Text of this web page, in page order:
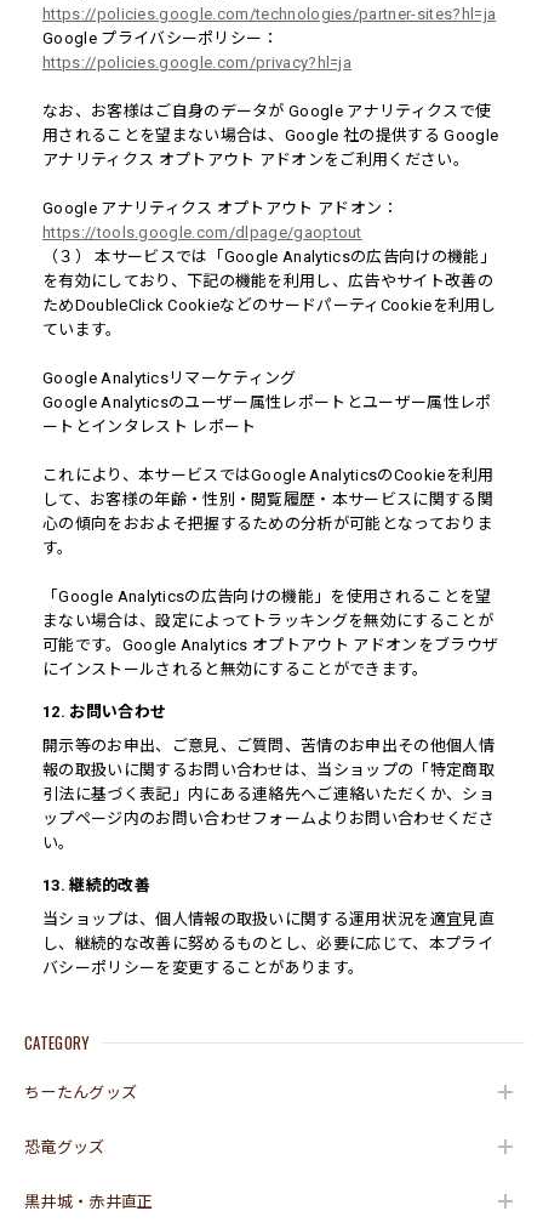
CATEGORY
ちーたんグッズ
恐竜グッズ
黒井城・赤井直正
https://policies.google.com/technologies/partner-sites?hl=ja
Google プライバシーポリシー：
https://policies.google.com/privacy?hl=ja
なお、お客様はご自身のデータが Google アナリティクスで使
用されることを望まない場合は、Google 社の提供する Google
アナリティクス オプトアウト アドオンをご利用ください。
Google アナリティクス オプトアウト アドオン：
https://tools.google.com/dlpage/gaoptout
（３） 本サービスでは「Google Analyticsの広告向けの機能」
を有効にしており、下記の機能を利用し、広告やサイト改善の
ためDoubleClick CookieなどのサードパーティCookieを利用し
ています。
Google Analyticsリマーケティング
Google Analyticsのユーザー属性レポートとユーザー属性レポ
ートとインタレスト レポート
これにより、本サービスではGoogle AnalyticsのCookieを利用
して、お客様の年齢・性別・閲覧履歴・本サービスに関する関
心の傾向をおおよそ把握するための分析が可能となっておりま
す。
「Google Analyticsの広告向けの機能」を使用されることを望
まない場合は、設定によってトラッキングを無効にすることが
可能です。Google Analytics オプトアウト アドオンをブラウザ
にインストールされると無効にすることができます。
12. お問い合わせ
開示等のお申出、ご意見、ご質問、苦情のお申出その他個人情
報の取扱いに関するお問い合わせは、当ショップの「特定商取
引法に基づく表記」内にある連絡先へご連絡いただくか、ショ
ップページ内のお問い合わせフォームよりお問い合わせくださ
い。
13. 継続的改善
当ショップは、個人情報の取扱いに関する運用状況を適宜見直
し、継続的な改善に努めるものとし、必要に応じて、本プライ
バシーポリシーを変更することがあります。